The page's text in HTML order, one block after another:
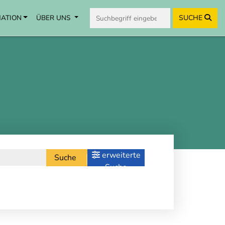
ÜBER UNS SUCHE
Suche
erweiterte
Suche